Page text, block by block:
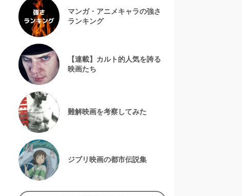
マンガ・アニメキャラの強さ
ランキング
【連載】カルト的人気を誇る
映画たち
難解映画を考察してみた
ジブリ映画の都市伝説集